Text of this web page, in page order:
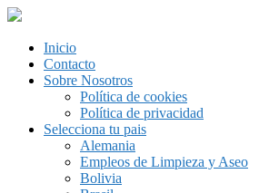
Inicio
Contacto
Sobre Nosotros
Política de cookies
Política de privacidad
Selecciona tu pais
Alemania
Empleos de Limpieza y Aseo
Bolivia